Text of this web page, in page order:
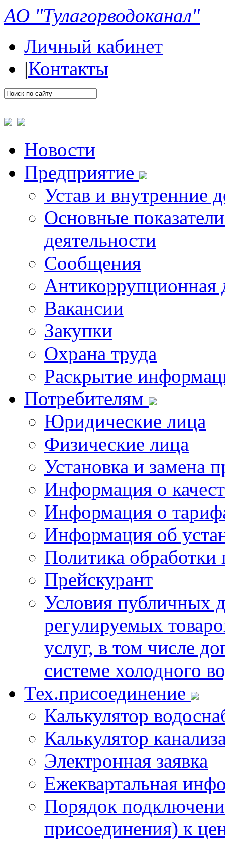
АО "Тулагорводоканал"
Личный кабинет
|Контакты
Новости
Предприятие
Устав и внутренние
Основные
деятельности
Сообщения
Антикоррупционная
Вакансии
Закупки
Охрана труда
Раскрытие
Потребителям
Юридические лица
Физические лица
Установка и замена
Информация о
Информация о
Информация об
Политика
Прейскурант
Условия публичных
регулируемых
услуг, в том числе
системе холодного
Тех.присоединение
Калькулятор
Калькулятор
Электронная заявка
Ежеквартальная
Порядок
присоединения) к